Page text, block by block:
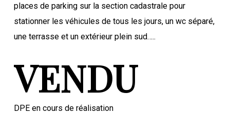
places de parking sur la section cadastrale pour
stationner les véhicules de tous les jours, un wc séparé,
une terrasse et un extérieur plein sud…..
VENDU
DPE en cours de réalisation